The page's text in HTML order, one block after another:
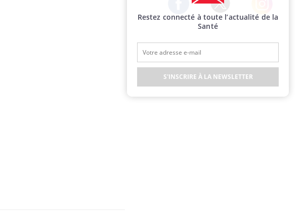
Facebook Twitter Instagram
Restez connecté à toute l’actualité de la
Santé
S'INSCRIRE À LA NEWSLETTER